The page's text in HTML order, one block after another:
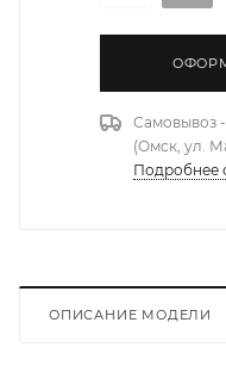
Самовывоз -
(Омск, ул.
Подробнее
ОПИСАНИЕ МОДЕЛИ